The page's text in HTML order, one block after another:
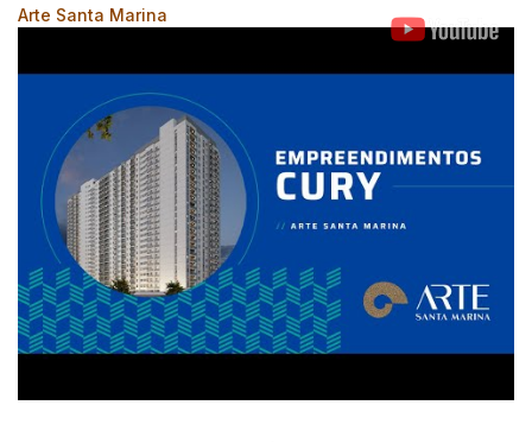
Arte Santa Marina